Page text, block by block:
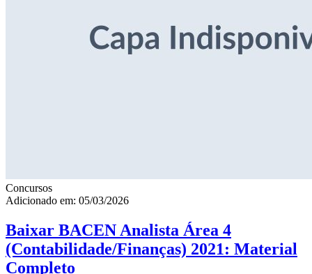
Concursos
Adicionado em: 05/03/2026
Baixar BACEN Analista Área 4
(Contabilidade/Finanças) 2021: Material
Completo